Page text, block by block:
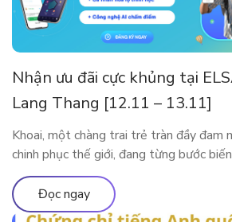
Nhận ưu đãi cực khủng tại
Lang Thang [12.11 – 13.11]
Khoai, một chàng trai trẻ tràn đầy đam
chinh phục thế giới, đang từng bước
thành hiện thực. Tuy nhiên, thử thách
đối mặt trên hành trình này là tiếng Anh.
Khoai đã bắt đầu hành […]
Đọc ngay